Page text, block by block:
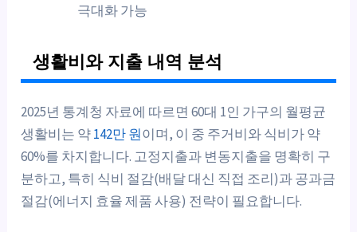
극대화 가능
생활비와 지출 내역 분석
2025년 통계청 자료에 따르면 60대 1인 가구의 월평균
생활비는 약142만 원이며, 이 중 주거비와 식비가 약
60%를 차지합니다. 고정지출과 변동지출을 명확히 구
분하고, 특히 식비 절감(배달 대신 직접 조리)과 공과금
절감(에너지 효율 제품 사용) 전략이 필요합니다.